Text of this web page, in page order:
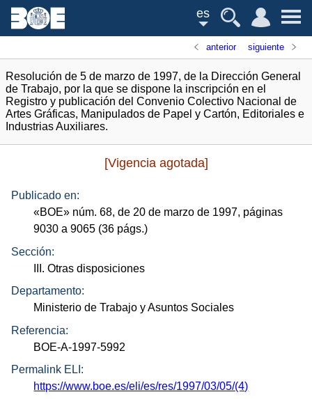
es
anterior siguiente
Resolución de 5 de marzo de 1997, de la Dirección General
de Trabajo, por la que se dispone la inscripción en el
Registro y publicación del Convenio Colectivo Nacional de
Artes Gráficas, Manipulados de Papel y Cartón, Editoriales e
Industrias Auxiliares.
[Vigencia agotada]
Publicado en:
«BOE» núm. 68, de 20 de marzo de 1997, páginas
9030 a 9065 (36 págs.)
Sección:
III. Otras disposiciones
Departamento:
Ministerio de Trabajo y Asuntos Sociales
Referencia:
BOE-A-1997-5992
Permalink ELI:
https://www.boe.es/eli/es/res/1997/03/05/(4)